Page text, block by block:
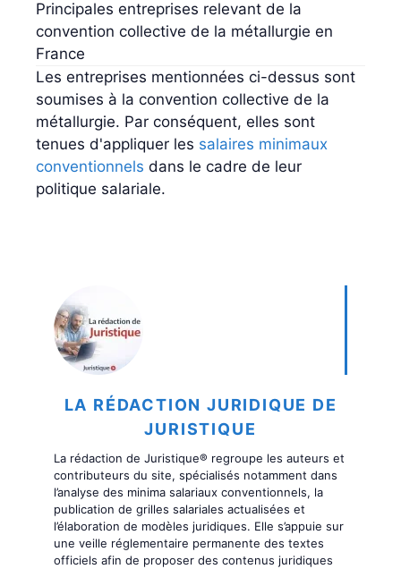
Principales entreprises relevant de la
convention collective de la métallurgie en
France
Les entreprises mentionnées ci-dessus sont
soumises à la convention collective de la
métallurgie. Par conséquent, elles sont
tenues d'appliquer les salaires minimaux
conventionnels dans le cadre de leur
politique salariale.
LA RÉDACTION JURIDIQUE DE
JURISTIQUE
La rédaction de Juristique® regroupe les auteurs et
contributeurs du site, spécialisés notamment dans
l’analyse des minima salariaux conventionnels, la
publication de grilles salariales actualisées et
l’élaboration de modèles juridiques. Elle s’appuie sur
une veille réglementaire permanente des textes
officiels afin de proposer des contenus juridiques